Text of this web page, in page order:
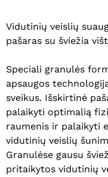
Vidutinių veislių
pašaras su šviežia
Speciali granulės
apsaugos
sveikus. Išskirtinė
palaikyti optimalią
raumenis ir palaikyti
vidutinių veislių
Granulėse gausu
pritaikytos vidutinių